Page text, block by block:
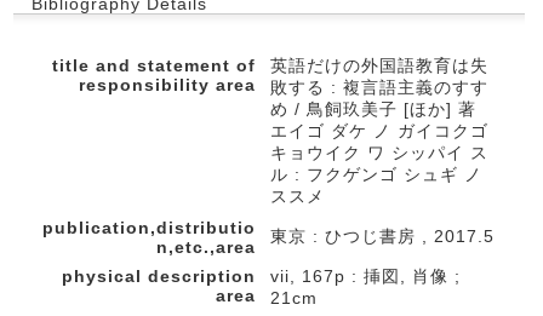
title and statement of
responsibility area
英語だけの外国語教育は失
敗する : 複言語主義のすす
め / 鳥飼玖美子 [ほか] 著
エイゴ ダケ ノ ガイコクゴ
キョウイク ワ シッパイ ス
ル : フクゲンゴ シュギ ノ
ススメ
publication,distributio
n,etc.,area
東京 : ひつじ書房 , 2017.5
physical description
area
vii, 167p : 挿図, 肖像 ;
21cm